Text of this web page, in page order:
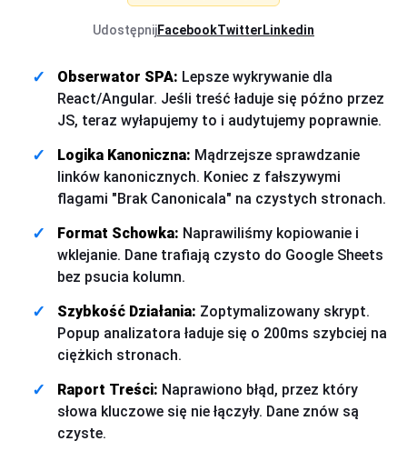
Udostępnij:FacebookTwitter Linkedin
Obserwator SPA: Lepsze wykrywanie dla
React/Angular. Jeśli treść ładuje się późno przez
JS, teraz wyłapujemy to i audytujemy poprawnie.
Logika Kanoniczna: Mądrzejsze sprawdzanie
linków kanonicznych. Koniec z fałszywymi
flagami "Brak Canonicala" na czystych stronach.
Format Schowka: Naprawiliśmy kopiowanie i
wklejanie. Dane trafiają czysto do Google Sheets
bez psucia kolumn.
Szybkość Działania: Zoptymalizowany skrypt.
Popup analizatora ładuje się o 200ms szybciej na
ciężkich stronach.
Raport Treści: Naprawiono błąd, przez który
słowa kluczowe się nie łączyły. Dane znów są
czyste.